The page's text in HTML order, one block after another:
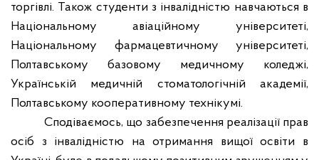
торгівлі. Також студенти з інвалідністю навчаються в
Національному авіаційному університеті,
Національному фармацевтичному університеті,
Полтавському базовому медичному коледжі,
Українській медичній стоматологічній академії,
Полтавському кооперативному технікумі.
Сподіваємось, що забезпечення реалізації прав
осіб з інвалідністю на отримання вищої освіти в